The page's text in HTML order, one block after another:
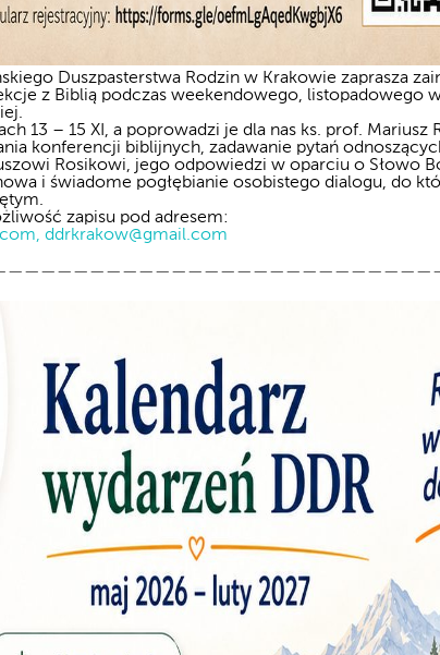
Duszpasterstwa Rodzin w Krakowie zaprasza
z Biblią podczas weekendowego, listopadowego
13 – 15 XI, a poprowadzi je dla nas ks. prof. Mariusz
konferencji biblijnych, zadawanie pytań
Rosikowi, jego odpowiedzi w oparciu o Słowo
i świadome pogłębianie osobistego dialogu, do
zapisu pod adresem:
, ddrkrakow@gmail.com